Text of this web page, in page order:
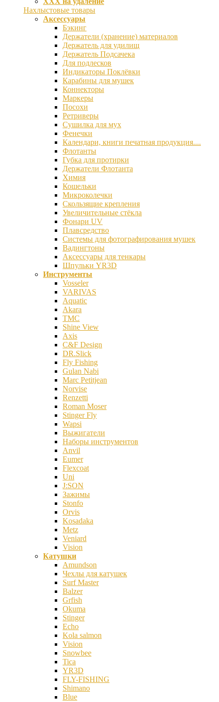
Нахлыстовые товары
Аксессуары
Бэкинг
Держатели (хранение) материалов
Держатель для удилищ
Держатель Подсачека
Для подлесков
Индикаторы Поклёвки
Карабины для мушек
Коннекторы
Маркеры
Посохи
Ретриверы
Сушилка для мух
Фенечки
Календари, книги печатная продукция....
Флотанты
Губка для протирки
Держатели Флотанта
Химия
Кошельки
Микроколечки
Скользящие крепления
Увеличительные стёкла
Фонари UV
Плавсредство
Системы для фотографирования мушек
Вадингтоны
Аксессуары для тенкары
Шпульки YR3D
Инструменты
Vosseler
VARIVAS
Aquatic
Akara
TMC
Shine View
Axis
C&F Design
DR.Slick
Fly Fishing
Gulan Nabi
Marc Petitjean
Norvise
Renzetti
Roman Moser
Stinger Fly
Wapsi
Выжигатели
Наборы инструментов
Anvil
Eumer
Flexcoat
Uni
J:SON
Зажимы
Stonfo
Orvis
Kosadaka
Metz
Veniard
Vision
Катушки
Amundson
Чехлы для катушек
Surf Master
Balzer
Grfish
Okuma
Stinger
Echo
Kola salmon
Vision
Snowbee
Tica
YR3D
FLY-FISHING
Shimano
Blue